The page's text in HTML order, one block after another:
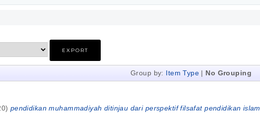
Group by: Item Type | No Grouping
pendidikan muhammadiyah ditinjau dari perspektif filsafat pendidikan islam.